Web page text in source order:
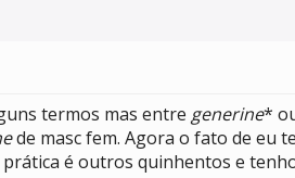
termos mas entre generine*
de masc fem. Agora o fato de eu
é outros quinhentos e